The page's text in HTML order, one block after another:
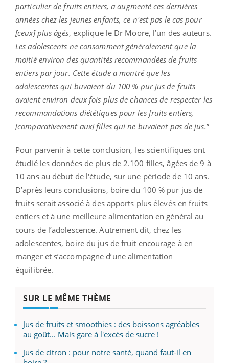
particulier de fruits entiers, a augmenté ces dernières
années chez les jeunes enfants, ce n'est pas le cas pour
[ceux] plus âgés, explique le Dr Moore, l’un des auteurs.
Les adolescents ne consomment généralement que la
moitié environ des quantités recommandées de fruits
entiers par jour. Cette étude a montré que les
adolescentes qui buvaient du 100 % pur jus de fruits
avaient environ deux fois plus de chances de respecter les
recommandations diététiques pour les fruits entiers,
[comparativement aux] filles qui ne buvaient pas de jus.”
Pour parvenir à cette conclusion, les scientifiques ont
étudié les données de plus de 2.100 filles, âgées de 9 à
10 ans au début de l'étude, sur une période de 10 ans.
D’après leurs conclusions, boire du 100 % pur jus de
fruits serait associé à des apports plus élevés en fruits
entiers et à une meilleure alimentation en général au
cours de l’adolescence. Autrement dit, chez les
adolescentes, boire du jus de fruit encourage à en
manger et s’accompagne d’une alimentation
équilibrée.
SUR LE MÊME THÈME
Jus de fruits et smoothies : des boissons agréables
au goût... Mais gare à l'excès de sucre !
Jus de citron : pour notre santé, quand faut-il en